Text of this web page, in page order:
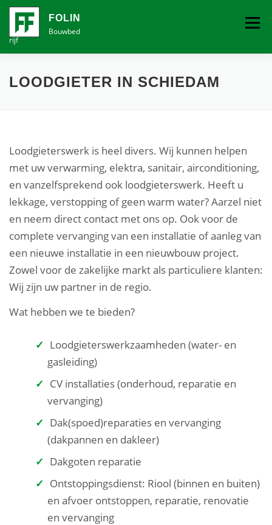
inhoud
FOLIN
Bouwbed
rijf
Menu
VOCHTBESTRIJDING
LOODGIETER IN SCHIEDAM
Loodgieterswerk is heel divers. Wij kunnen helpen
met uw verwarming, elektra, sanitair, airconditioning,
en vanzelfsprekend ook loodgieterswerk. Heeft u
lekkage, verstopping of geen warm water? Aarzel niet
en neem direct contact met ons op. Ook voor de
complete vervanging van een installatie of aanleg van
een nieuwe installatie in een nieuwbouw project.
Zowel voor de zakelijke markt als particuliere klanten:
Wij zijn uw partner in de regio.
Wat hebben we te bieden?
Loodgieterswerkzaamheden (water- en
gasleiding)
CV installaties (onderhoud, reparatie en
vervanging)
Dak(spoed)reparaties en vervanging
(dakpannen en dakleer)
Dakgoten reparatie
Ontstoppingsdienst: Riool (binnen en buiten)
en afvoer ontstoppen, reparatie, renovatie
en vervanging